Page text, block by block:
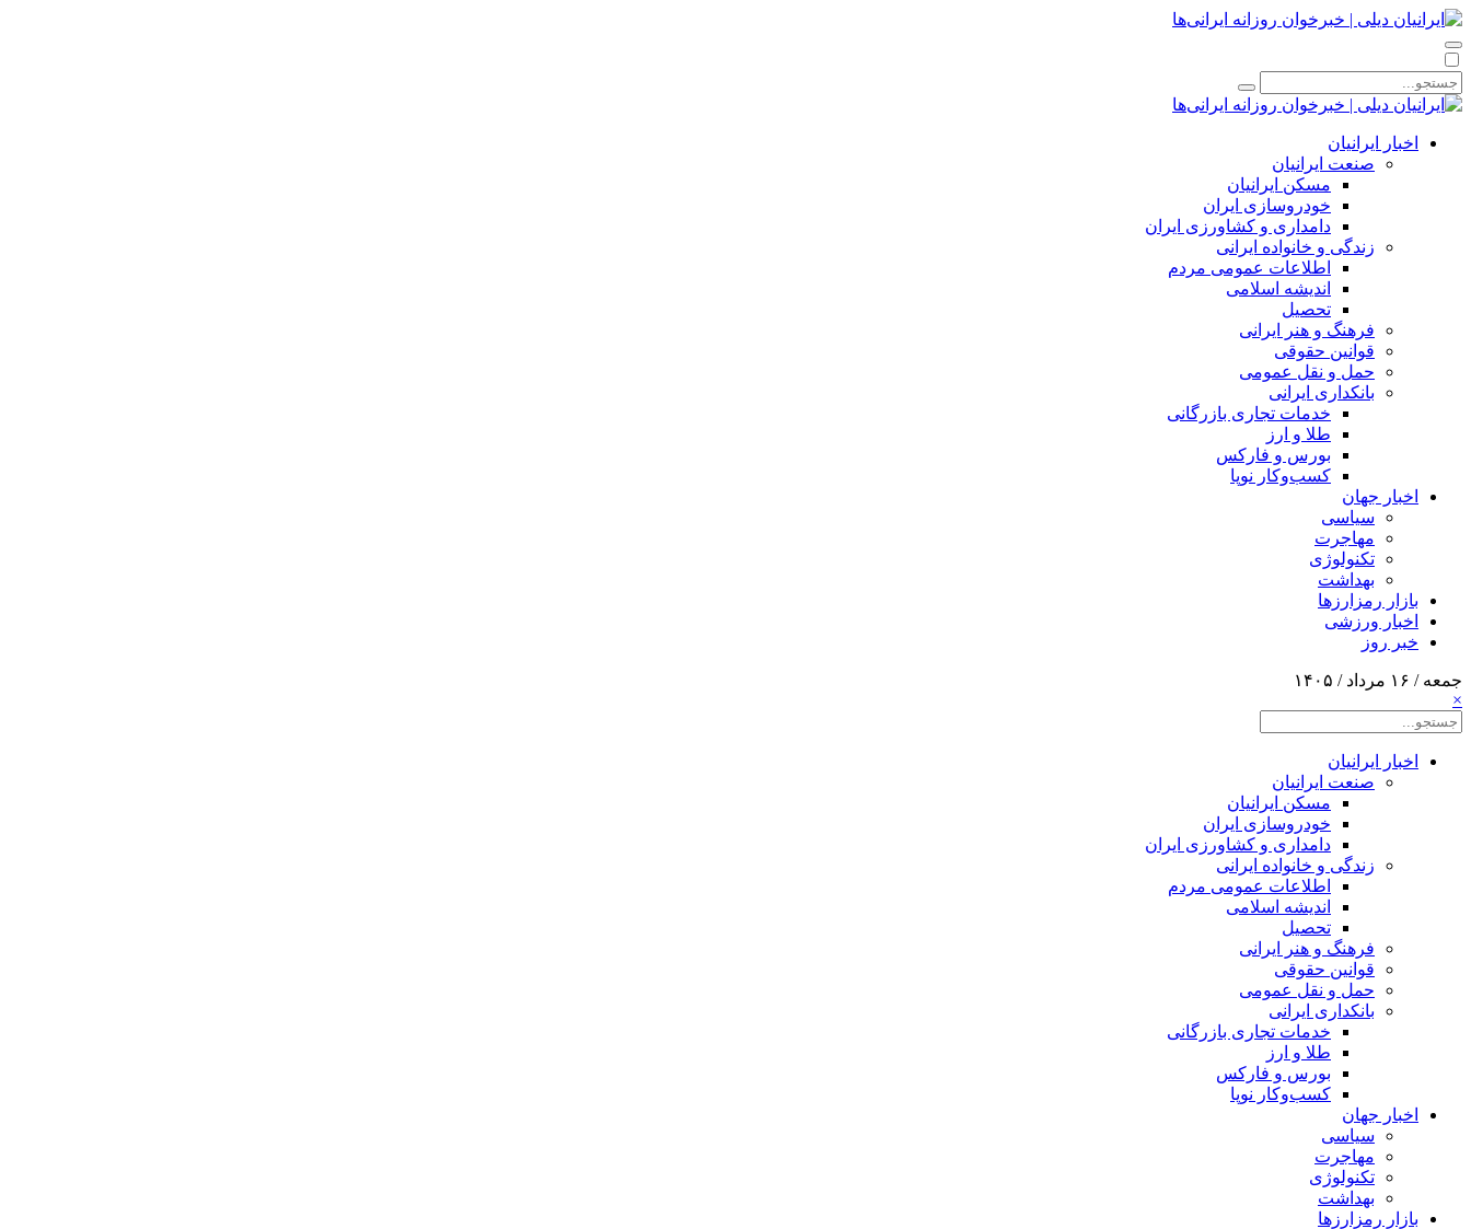
اخبار ایرانیان
صنعت ایرانیان
مسکن ایرانیان
خودروسازی ایران
دامداری و کشاورزی ایران
زندگی و خانواده ایرانی
اطلاعات عمومی مردم
اندیشه اسلامی
تحصیل
فرهنگ و هنر ایرانی
قوانین حقوقی
حمل و نقل عمومی
بانکداری ایرانی
خدمات تجاری بازرگانی
طلا و ارز
بورس و فارکس
کسب‌وکار نوپا
اخبار جهان
سیاسی
مهاجرت
تکنولوژی
بهداشت
بازار رمزارزها
اخبار ورزشی
خبر روز
جمعه / ۱۶ مرداد / ۱۴۰۵
×
اخبار ایرانیان
صنعت ایرانیان
مسکن ایرانیان
خودروسازی ایران
دامداری و کشاورزی ایران
زندگی و خانواده ایرانی
اطلاعات عمومی مردم
اندیشه اسلامی
تحصیل
فرهنگ و هنر ایرانی
قوانین حقوقی
حمل و نقل عمومی
بانکداری ایرانی
خدمات تجاری بازرگانی
طلا و ارز
بورس و فارکس
کسب‌وکار نوپا
اخبار جهان
سیاسی
مهاجرت
تکنولوژی
بهداشت
بازار رمزارزها